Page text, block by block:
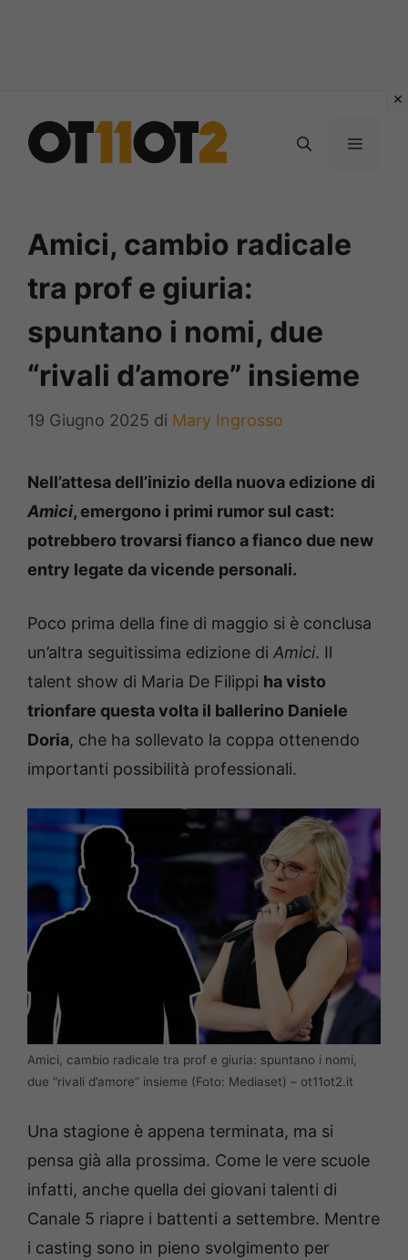
contenuto
MENU
Amici, cambio radicale
tra prof e giuria:
spuntano i nomi, due
“rivali d’amore” insieme
19 Giugno 2025 di Mary Ingrosso
Nell’attesa dell’inizio della nuova edizione di
Amici, emergono i primi rumor sul cast:
potrebbero trovarsi fianco a fianco due new
entry legate da vicende personali.
Poco prima della fine di maggio si è conclusa
un’altra seguitissima edizione di Amici. Il
talent show di Maria De Filippi ha visto
trionfare questa volta il ballerino Daniele
Doria, che ha sollevato la coppa ottenendo
importanti possibilità professionali.
Amici, cambio radicale tra prof e giuria: spuntano i nomi,
due “rivali d’amore” insieme (Foto: Mediaset) – ot11ot2.it
Una stagione è appena terminata, ma si
pensa già alla prossima. Come le vere scuole
infatti, anche quella dei giovani talenti di
Canale 5 riapre i battenti a settembre. Mentre
i casting sono in pieno svolgimento per